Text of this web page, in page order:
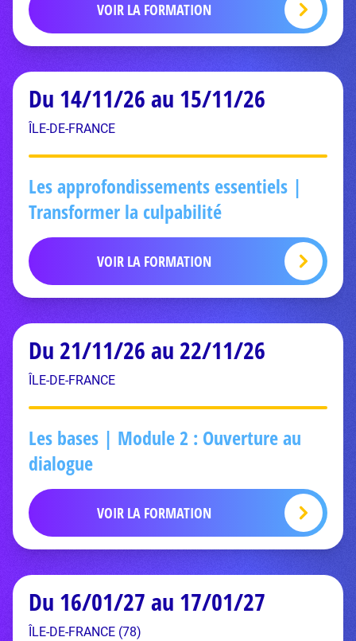
VOIR LA FORMATION
Du 14/11/26 au 15/11/26
ÎLE-DE-FRANCE
Les approfondissements essentiels |
Transformer la culpabilité
VOIR LA FORMATION
Du 21/11/26 au 22/11/26
ÎLE-DE-FRANCE
Les bases | Module 2 : Ouverture au
dialogue
VOIR LA FORMATION
Du 16/01/27 au 17/01/27
ÎLE-DE-FRANCE (78)